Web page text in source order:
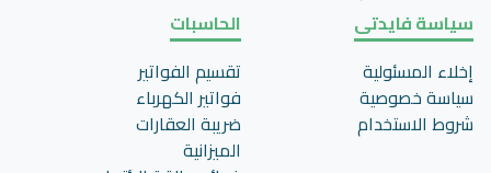
سياسة فايدتى
إخلاء المسئولية
سياسة خصوصية
شروط الاستخدام
الحاسبات
تقسيم الفواتير
فواتير الكهرباء
ضريبة العقارات
الميزانية